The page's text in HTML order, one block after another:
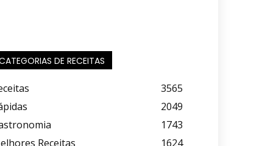
DE RECEITAS
3565
2049
1743
Receitas
1624